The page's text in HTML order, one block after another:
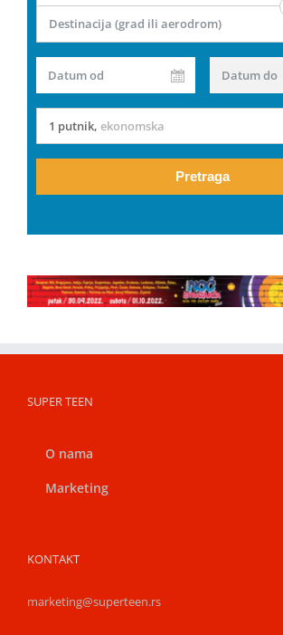
Destinacija (grad ili aerodrom)
Datum od Datum do
1 putnik, ekonomska
Pretraga
SUPER TEEN
O nama
Marketing
KONTAKT
marketing@superteen.rs